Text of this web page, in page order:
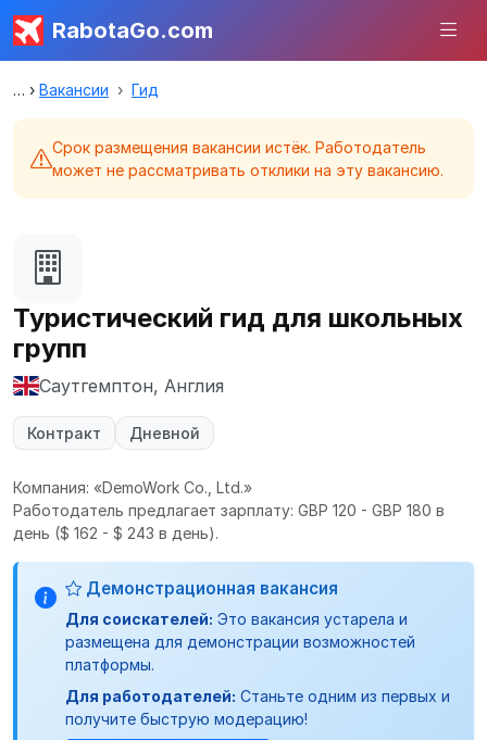
RabotaGo.com
Вакансии Гид
Срок размещения вакансии истёк. Работодатель
может не рассматривать отклики на эту вакансию.
Туристический гид для школьных
групп
Саутгемптон, Англия
Контракт Дневной
Компания: «DemoWork Co., Ltd.»
Работодатель предлагает зарплату: GBP 120 - GBP 180 в
день ($ 162 - $ 243 в день).
Демонстрационная вакансия
Для соискателей: Это вакансия устарела и
размещена для демонстрации возможностей
платформы.
Для работодателей: Станьте одним из первых и
получите быструю модерацию!